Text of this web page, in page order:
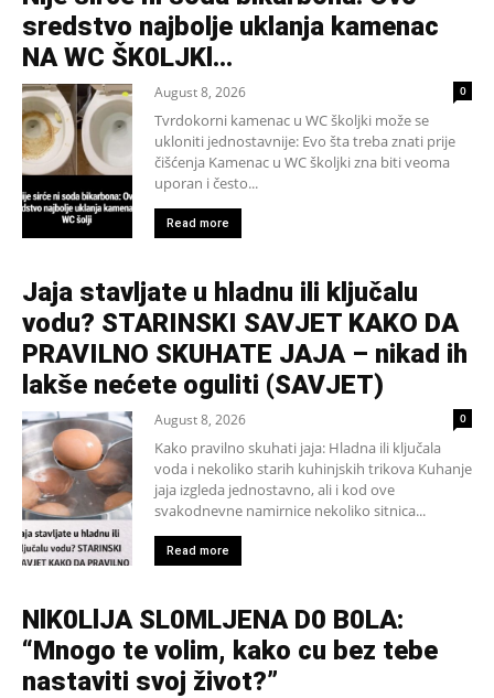
sredstvo najbolje uklanja kamenac
NA WC ŠK0LJKl…
August 8, 2026 0
Tvrdokorni kamenac u WC školjki može se
ukloniti jednostavnije: Evo šta treba znati prije
čišćenja Kamenac u WC školjki zna biti veoma
uporan i često...
Read more
Jaja stavljate u hladnu ili ključalu
vodu? STARINSKI SAVJET KAKO DA
PRAVILNO SKUHATE JAJA – nikad ih
lakše nećete oguliti (SAVJET)
August 8, 2026 0
Kako pravilno skuhati jaja: Hladna ili ključala
voda i nekoliko starih kuhinjskih trikova Kuhanje
jaja izgleda jednostavno, ali i kod ove
svakodnevne namirnice nekoliko sitnica...
Read more
NlK0LlJA SL0MLJENA D0 B0LA:
“Mnogo te volim, kako cu bez tebe
nastaviti svoj život?”